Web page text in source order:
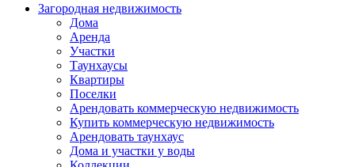
Загородная недвижимость
Дома
Аренда
Участки
Таунхаусы
Квартиры
Поселки
Арендовать коммерческую недвижимость
Купить коммерческую недвижимость
Арендовать таунхаус
Дома и участки у воды